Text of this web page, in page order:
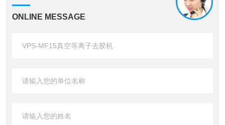
ONLINE MESSAGE